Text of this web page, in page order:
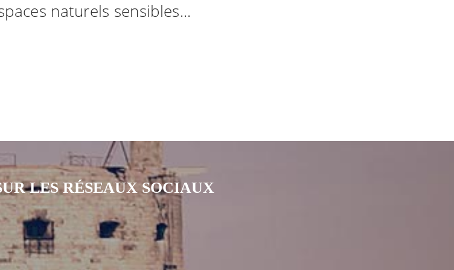
naturels sensibles...
LES RÉSEAUX SOCIAUX
page Instagram
Notre page Facebook
Notre page XNotre page Tiktok
Notre page Linkedin
Notre page Youtube